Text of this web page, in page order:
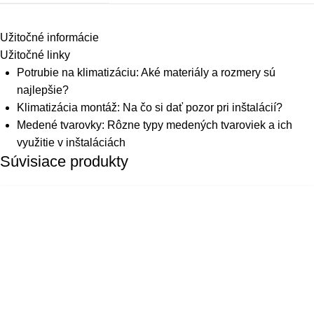
Užitočné informácie
Užitočné linky
Potrubie na klimatizáciu: Aké materiály a rozmery sú
najlepšie?
Klimatizácia montáž: Na čo si dať pozor pri inštalácií?
Medené tvarovky: Rôzne typy medených tvaroviek a ich
využitie v inštaláciách
Súvisiace produkty